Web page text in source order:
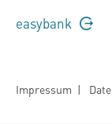
easybank
Impressum |